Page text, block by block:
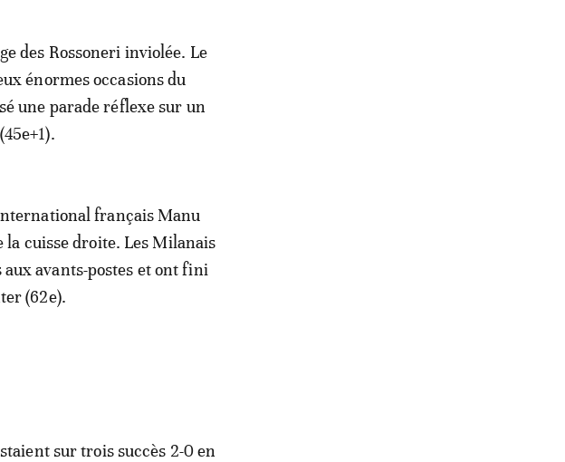
des Rossoneri inviolée. Le
énormes occasions du
une parade réflexe sur un
français Manu
la cuisse droite. Les Milanais
avants-postes et ont fini
(62e).
sur trois succès 2-0 en